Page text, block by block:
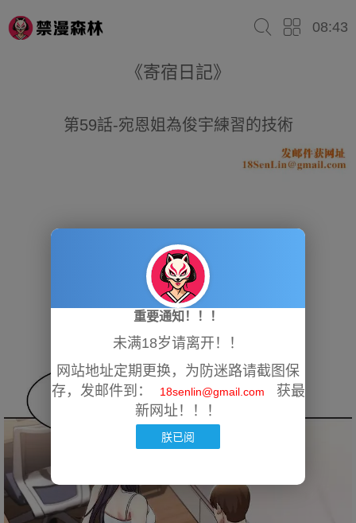
08:43
《寄宿日記》
第59話-宛恩姐為俊宇練習的技術
重要通知！！！
未满18岁请离开！！
网站地址定期更换，为防迷路请截图保
存，发邮件到：
18senlin@gmail.com
获最
新网址！！！
朕已阅